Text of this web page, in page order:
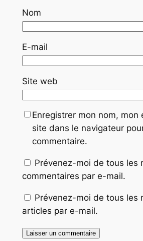
Nom
E-mail
Site web
Enregistrer mon nom, mon
site dans le navigateur
commentaire.
Prévenez-moi de tous les
commentaires par e-mail.
Prévenez-moi de tous les
articles par e-mail.